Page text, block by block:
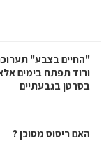
"החיים בצבע"
ורוד תפתח בימים
בסרטן בגבעתיים
האם ריסוס מסוכן ?